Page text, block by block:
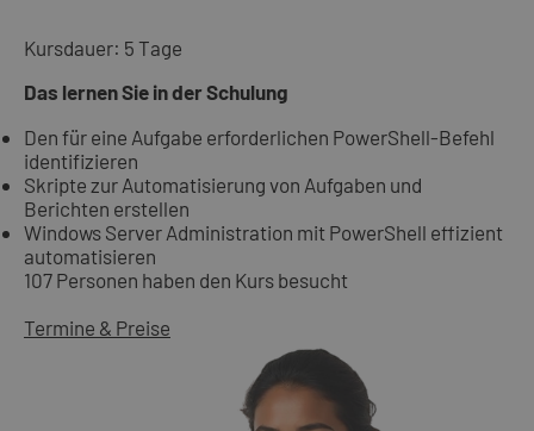
Kursdauer: 5 Tage
Das lernen Sie in der Schulung
Den für eine Aufgabe erforderlichen PowerShell-Befehl
identifizieren
Skripte zur Automatisierung von Aufgaben und
Berichten erstellen
Windows Server Administration mit PowerShell effizient
automatisieren
107 Personen haben den Kurs besucht
Termine & Preise